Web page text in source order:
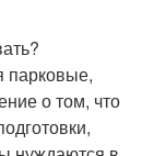
парковые,
о том, что